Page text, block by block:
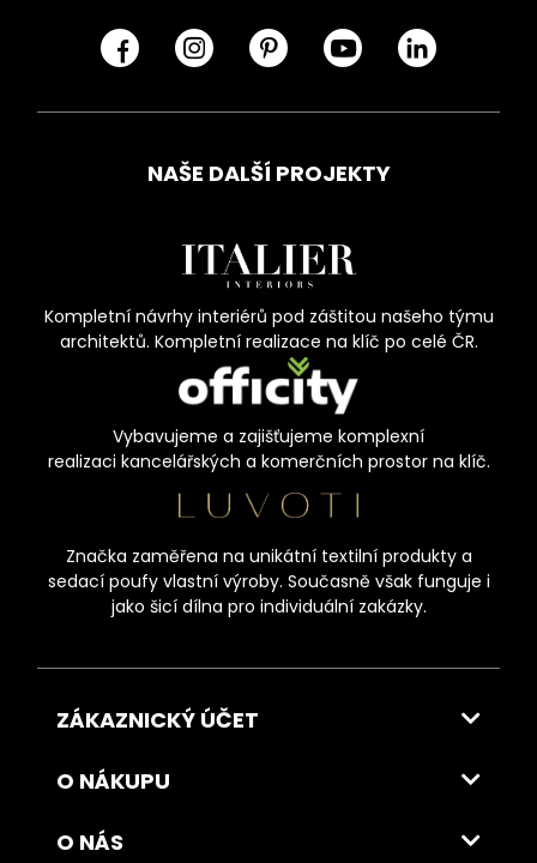
NAŠE DALŠÍ PROJEKTY
Kompletní návrhy interiérů pod záštitou našeho týmu
architektů. Kompletní realizace na klíč po celé ČR.
Vybavujeme a zajišťujeme komplexní
realizaci kancelářských a komerčních prostor na klíč.
Značka zaměřena na unikátní textilní produkty a
sedací poufy vlastní výroby. Současně však funguje i
jako šicí dílna pro individuální zakázky.
ZÁKAZNICKÝ ÚČET
O NÁKUPU
O NÁS